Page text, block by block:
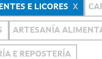
E LICORES
ARTESANÍA
E REPOSTERÍA